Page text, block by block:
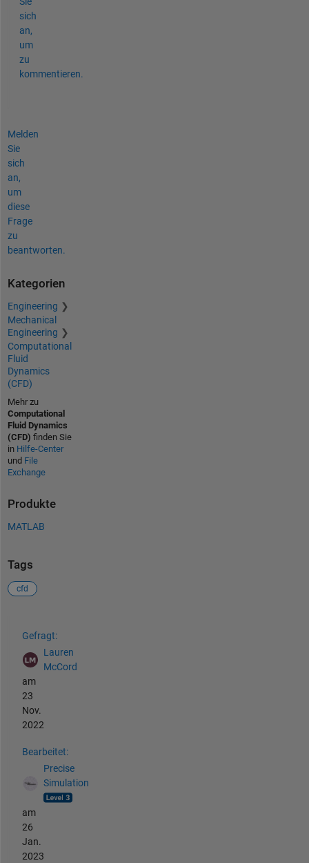
sich
an,
um
zu
kommentieren.
Melden
Sie
sich
an,
um
diese
Frage
zu
beantworten.
Kategorien
Engineering
Mechanical
Engineering
Computational
Fluid
Dynamics
(CFD)
Mehr zu
Computational
Fluid Dynamics
(CFD) finden Sie
in Hilfe-Center
und File
Exchange
Produkte
MATLAB
Tags
cfd
Gefragt:
Lauren
McCord
am
23
Nov.
2022
Bearbeitet:
Precise
Simulation
am
26
Jan.
2023